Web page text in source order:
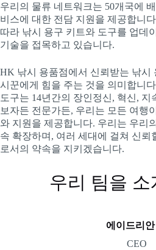
우리의 물류 네트워크는 50개국에
비스에 대한 전담 지원을 제공합니
따라 낚시 용구 키트와 도구를 업데
기술을 접목하고 있습니다.
HK 낚시 용품점에서 신뢰받는 낚시
시꾼에게 힘을 주는 것을 의미합니
도구는 14년간의 장인정신, 혁신,
보자든 전문가든, 우리는 모든 여행
와 지원을 제공합니다. 우리는 우리
속 확장하며, 여러 세대에 걸쳐 신뢰
로서의 약속을 지키겠습니다.
우리 팀을
에이드리안
CEO